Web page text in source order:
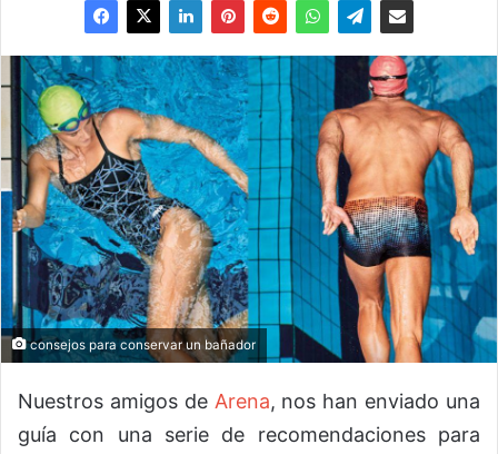
consejos para conservar un bañador
Nuestros amigos de Arena, nos han enviado una
guía con una serie de recomendaciones para